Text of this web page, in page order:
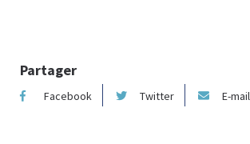
Partager
Facebook Twitter E-mail